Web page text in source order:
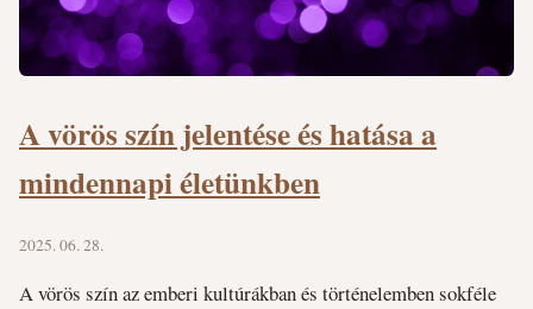
A vörös szín jelentése és hatása a
mindennapi életünkben
2025. 06. 28.
A vörös szín az emberi kultúrákban és történelemben sokféle